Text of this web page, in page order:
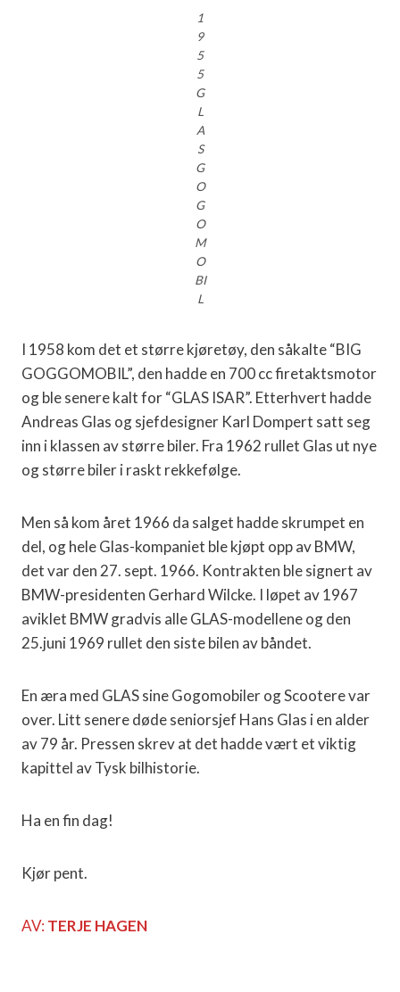
1
9
5
5
G
L
A
S
G
O
G
O
M
O
BI
L
I 1958 kom det et større kjøretøy, den såkalte “BIG
GOGGOMOBIL”, den hadde en 700 cc firetaktsmotor
og ble senere kalt for “GLAS ISAR”. Etterhvert hadde
Andreas Glas og sjefdesigner Karl Dompert satt seg
inn i klassen av større biler. Fra 1962 rullet Glas ut nye
og større biler i raskt rekkefølge.
Men så kom året 1966 da salget hadde skrumpet en
del, og hele Glas-kompaniet ble kjøpt opp av BMW,
det var den 27. sept. 1966. Kontrakten ble signert av
BMW-presidenten Gerhard Wilcke. I løpet av 1967
aviklet BMW gradvis alle GLAS-modellene og den
25.juni 1969 rullet den siste bilen av båndet.
En æra med GLAS sine Gogomobiler og Scootere var
over. Litt senere døde seniorsjef Hans Glas i en alder
av 79 år. Pressen skrev at det hadde vært et viktig
kapittel av Tysk bilhistorie.
Ha en fin dag!
Kjør pent.
AV: TERJE HAGEN